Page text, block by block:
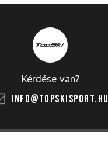
Kérdése van?
info@topskisport.hu